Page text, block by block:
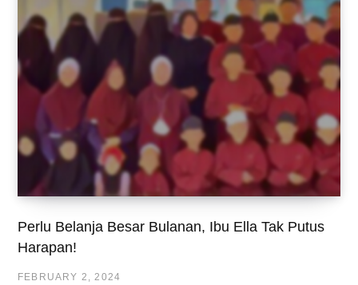
Perlu Belanja Besar Bulanan, Ibu Ella Tak Putus
Harapan!
FEBRUARY 2, 2024